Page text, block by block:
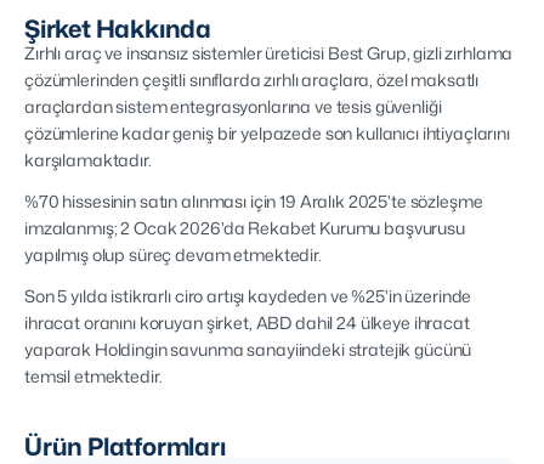
Şirket Hakkında
Zırhlı araç ve insansız sistemler üreticisi Best Grup, gizli zırhlama
çözümlerinden çeşitli sınıflarda zırhlı araçlara, özel maksatlı
araçlardan sistem entegrasyonlarına ve tesis güvenliği
çözümlerine kadar geniş bir yelpazede son kullanıcı ihtiyaçlarını
karşılamaktadır.
%70 hissesinin satın alınması için 19 Aralık 2025'te sözleşme
imzalanmış; 2 Ocak 2026'da Rekabet Kurumu başvurusu
yapılmış olup süreç devam etmektedir.
Son 5 yılda istikrarlı ciro artışı kaydeden ve %25'in üzerinde
ihracat oranını koruyan şirket, ABD dahil 24 ülkeye ihracat
yaparak Holdingin savunma sanayiindeki stratejik gücünü
temsil etmektedir.
Ürün Platformları